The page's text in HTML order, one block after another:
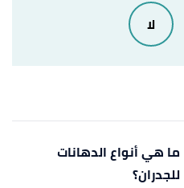
Sunel pawar (15/
,
لا
ما هي أنواع الدهانات
للجدران؟